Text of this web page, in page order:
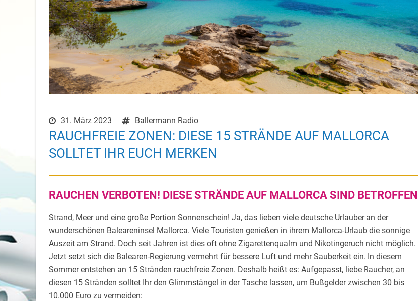
31. März 2023 Ballermann Radio
RAUCHFREIE ZONEN: DIESE 15 STRÄNDE AUF MALLORCA
SOLLTET IHR EUCH MERKEN
RAUCHEN VERBOTEN! DIESE STRÄNDE AUF MALLORCA SIND BETROFFEN
Strand, Meer und eine große Portion Sonnenschein! Ja, das lieben viele deutsche Urlauber an der
wunderschönen Baleareninsel Mallorca. Viele Touristen genießen in ihrem Mallorca-Urlaub die sonnige
Auszeit am Strand. Doch seit Jahren ist dies oft ohne Zigarettenqualm und Nikotingeruch nicht möglich.
Jetzt setzt sich die Balearen-Regierung vermehrt für bessere Luft und mehr Sauberkeit ein. In diesem
Sommer entstehen an 15 Stränden rauchfreie Zonen. Deshalb heißt es: Aufgepasst, liebe Raucher, an
diesen 15 Stränden solltet Ihr den Glimmstängel in der Tasche lassen, um Bußgelder zwischen 30 bis
10.000 Euro zu vermeiden: